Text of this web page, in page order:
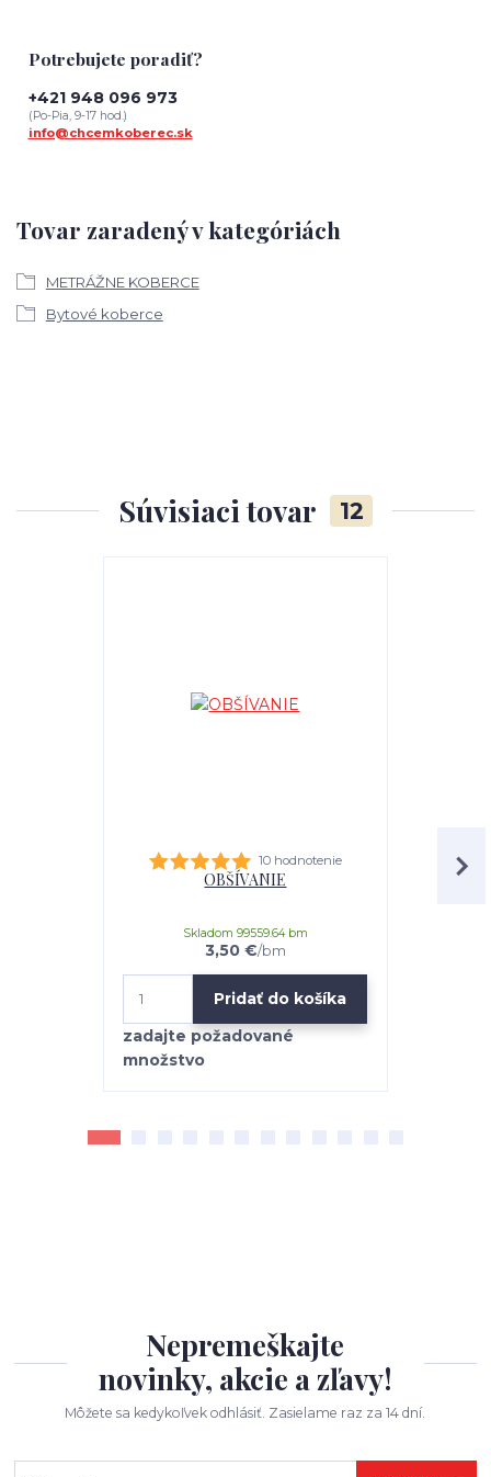
Tovar zaradený v kategóriách
METRÁŽNE KOBERCE
Bytové koberce
Potrebujete poradiť?
+421 948 096 973
(Po-Pia, 9-17 hod.)
info@chcemkoberec.sk
Súvisiaci tovar 12
10 hodnotenie
OBŠÍVANIE
3,50 €/bm
Skladom 99559.64 bm
Pridať do košíka
Nepremeškajte
novinky, akcie a zľavy!
Môžete sa kedykoľvek odhlásiť. Zasielame raz za 14 dní.